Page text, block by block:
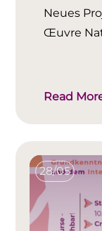
Neues
Œuvre
Read
28/05